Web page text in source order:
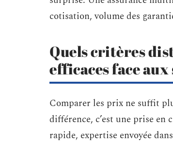
cotisation, volume des
Quels critères
efficaces face
Comparer les prix ne suffit
différence, c’est une prise en
rapide, expertise envoyée